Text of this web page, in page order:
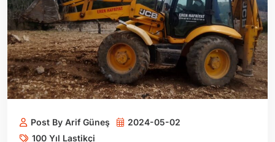
Post By Arif Güneş
2024-05-02
100 Yıl Lastikçi